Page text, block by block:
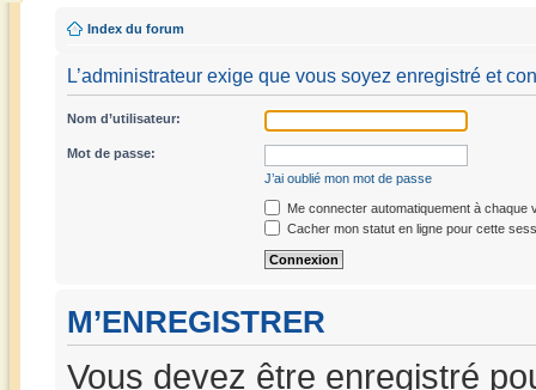
Index du forum
L’administrateur exige que vous soyez enregistré et
Nom d’utilisateur:
Mot de passe:
J’ai oublié mon mot de passe
Me connecter automatiquement à chaque
Cacher mon statut en ligne pour cette
M’ENREGISTRER
Vous devez être enregistré